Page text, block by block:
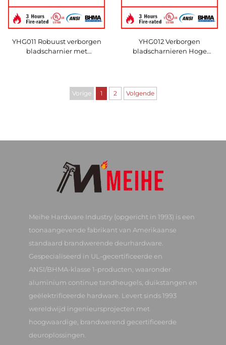
YHG011 Robuust verborgen
bladscharnier met
YHG012 Verborgen
bladscharnieren Hoge
Vorige 1 2 Volgende
Meihe Hardware Industry (opgericht in 1993) is een
toonaangevende fabrikant van Amerikaanse
standaard brandwerende deurhardware.
Gespecialiseerd in UL-gecertificeerde en
ANSI/BHMA-klasse 1-producten, waaronder
aluminium continue tandheugels, duikstangen en
geëlektrificeerde hardware. Levert sinds 1993
wereldwijd ingenieursprojecten met
hoogwaardige, brandwerend gecertificeerde
deuroplossingen.